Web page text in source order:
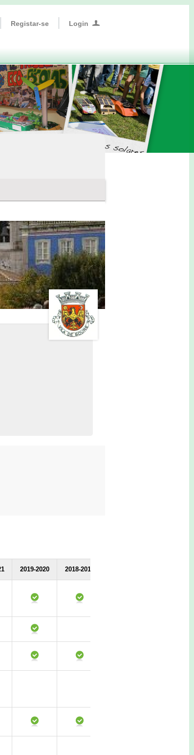
Registar-se Login
2019-2020 2018-2019